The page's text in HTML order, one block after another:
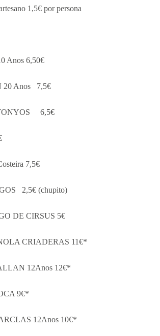
1,5€ por persona
Anos 6,50€
20 Anos 7,5€
6,5€
7,5€
2,5€ (chupito)
DE CIRSUS 5€
CRIADERAS 11€*
12Anos 12€*
9€*
12Anos 10€*